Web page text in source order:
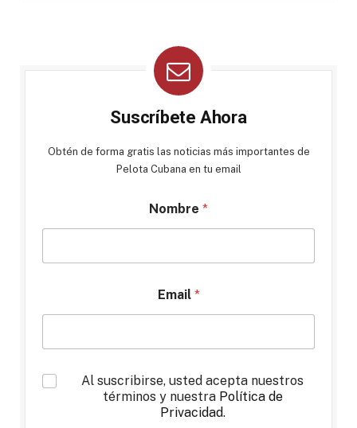
Suscríbete Ahora
Obtén de forma gratis las noticias más importantes de
Pelota Cubana en tu email
Nombre *
Email *
*
Al suscribirse, usted acepta nuestros
términos y nuestra Política de
Privacidad.